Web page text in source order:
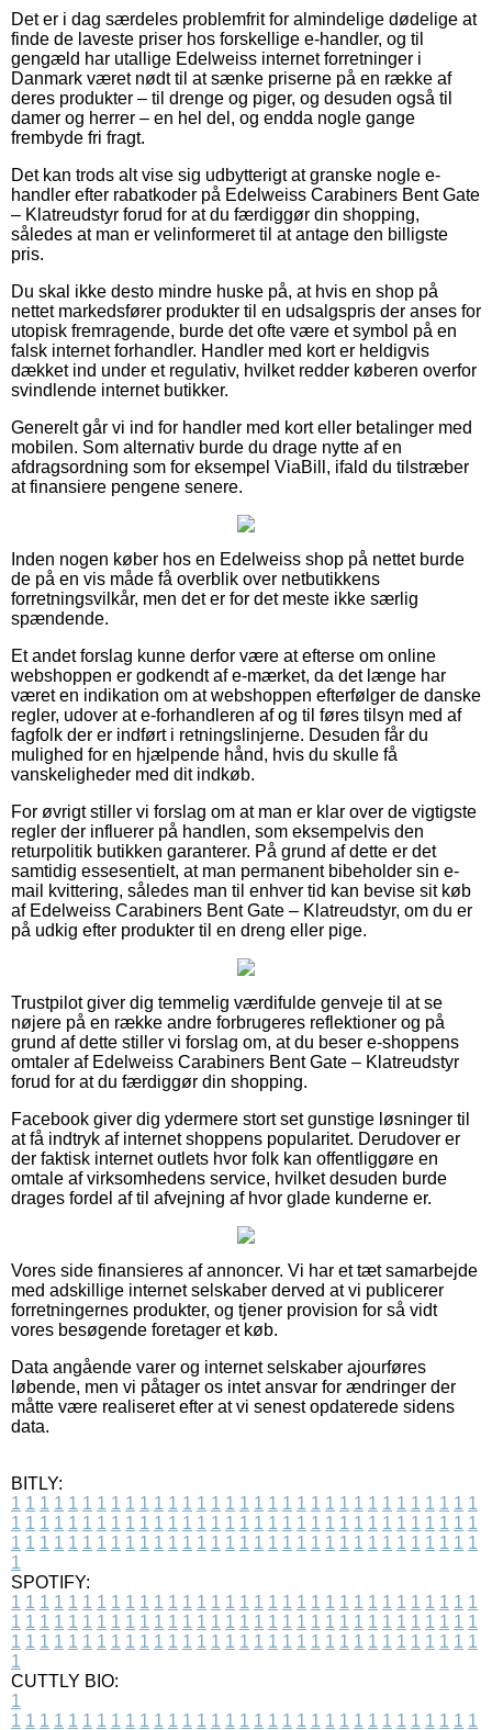
Det er i dag særdeles problemfrit for almindelige dødelige at
finde de laveste priser hos forskellige e-handler, og til
gengæld har utallige Edelweiss internet forretninger i
Danmark været nødt til at sænke priserne på en række af
deres produkter – til drenge og piger, og desuden også til
damer og herrer – en hel del, og endda nogle gange
frembyde fri fragt.
Det kan trods alt vise sig udbytterigt at granske nogle e-
handler efter rabatkoder på Edelweiss Carabiners Bent Gate
– Klatreudstyr forud for at du færdiggør din shopping,
således at man er velinformeret til at antage den billigste
pris.
Du skal ikke desto mindre huske på, at hvis en shop på
nettet markedsfører produkter til en udsalgspris der anses for
utopisk fremragende, burde det ofte være et symbol på en
falsk internet forhandler. Handler med kort er heldigvis
dækket ind under et regulativ, hvilket redder køberen overfor
svindlende internet butikker.
Generelt går vi ind for handler med kort eller betalinger med
mobilen. Som alternativ burde du drage nytte af en
afdragsordning som for eksempel ViaBill, ifald du tilstræber
at finansiere pengene senere.
Inden nogen køber hos en Edelweiss shop på nettet burde
de på en vis måde få overblik over netbutikkens
forretningsvilkår, men det er for det meste ikke særlig
spændende.
Et andet forslag kunne derfor være at efterse om online
webshoppen er godkendt af e-mærket, da det længe har
været en indikation om at webshoppen efterfølger de danske
regler, udover at e-forhandleren af og til føres tilsyn med af
fagfolk der er indført i retningslinjerne. Desuden får du
mulighed for en hjælpende hånd, hvis du skulle få
vanskeligheder med dit indkøb.
For øvrigt stiller vi forslag om at man er klar over de vigtigste
regler der influerer på handlen, som eksempelvis den
returpolitik butikken garanterer. På grund af dette er det
samtidig essesentielt, at man permanent bibeholder sin e-
mail kvittering, således man til enhver tid kan bevise sit køb
af Edelweiss Carabiners Bent Gate – Klatreudstyr, om du er
på udkig efter produkter til en dreng eller pige.
Trustpilot giver dig temmelig værdifulde genveje til at se
nøjere på en række andre forbrugeres reflektioner og på
grund af dette stiller vi forslag om, at du beser e-shoppens
omtaler af Edelweiss Carabiners Bent Gate – Klatreudstyr
forud for at du færdiggør din shopping.
Facebook giver dig ydermere stort set gunstige løsninger til
at få indtryk af internet shoppens popularitet. Derudover er
der faktisk internet outlets hvor folk kan offentliggøre en
omtale af virksomhedens service, hvilket desuden burde
drages fordel af til afvejning af hvor glade kunderne er.
Vores side finansieres af annoncer. Vi har et tæt samarbejde
med adskillige internet selskaber derved at vi publicerer
forretningernes produkter, og tjener provision for så vidt
vores besøgende foretager et køb.
Data angående varer og internet selskaber ajourføres
løbende, men vi påtager os intet ansvar for ændringer der
måtte være realiseret efter at vi senest opdaterede sidens
data.
BITLY:
1 1 1 1 1 1 1 1 1 1 1 1 1 1 1 1 1 1 1 1 1 1 1 1 1 1 1 1 1 1 1 1 1
1 1 1 1 1 1 1 1 1 1 1 1 1 1 1 1 1 1 1 1 1 1 1 1 1 1 1 1 1 1 1 1 1
1 1 1 1 1 1 1 1 1 1 1 1 1 1 1 1 1 1 1 1 1 1 1 1 1 1 1 1 1 1 1 1 1
1
SPOTIFY:
1 1 1 1 1 1 1 1 1 1 1 1 1 1 1 1 1 1 1 1 1 1 1 1 1 1 1 1 1 1 1 1 1
1 1 1 1 1 1 1 1 1 1 1 1 1 1 1 1 1 1 1 1 1 1 1 1 1 1 1 1 1 1 1 1 1
1 1 1 1 1 1 1 1 1 1 1 1 1 1 1 1 1 1 1 1 1 1 1 1 1 1 1 1 1 1 1 1 1
1
CUTTLY BIO:
1
1 1 1 1 1 1 1 1 1 1 1 1 1 1 1 1 1 1 1 1 1 1 1 1 1 1 1 1 1 1 1 1 1